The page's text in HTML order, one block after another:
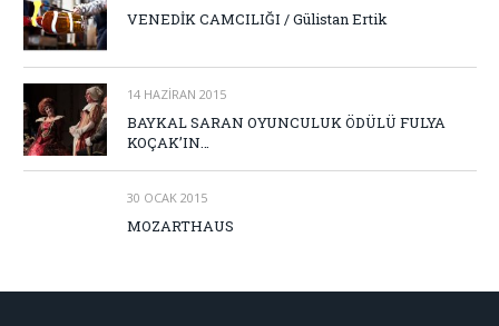
VENEDİK CAMCILIĞI / Gülistan Ertik
14 HAZIRAN 2015
BAYKAL SARAN OYUNCULUK ÖDÜLÜ FULYA
KOÇAK’IN…
30 OCAK 2015
MOZARTHAUS